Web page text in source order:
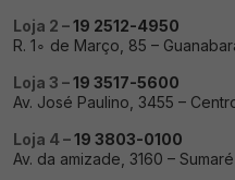
Loja 2 –19 2512-4950
R. 1∘ de Março, 85 –
Loja 3 –19 3517-5600
Av. José Paulino, 3455 –
Loja 4 –19 3803-0100
Av. da amizade, 3160 – Sumaré